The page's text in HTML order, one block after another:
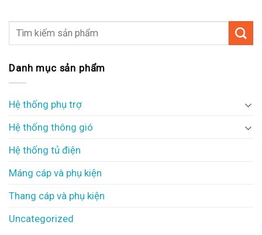
Danh mục sản phẩm
Hệ thống phụ trợ
Hệ thống thông gió
Hệ thống tủ điện
Máng cáp và phụ kiện
Thang cáp và phụ kiện
Uncategorized